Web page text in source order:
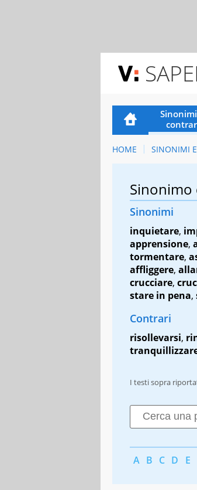
HOME SINONIMI
Sinonimo
Sinonimi
inquietare,
apprensione,
tormentare,
affliggere,
crucciare,
stare in pena,
Contrari
risollevarsi,
I testi sopra
A B C D E